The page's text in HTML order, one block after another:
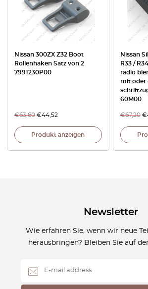
Nissan 300ZX Z32 Boot
Rollenhaken Satz von 2
7991230P00
€63,60 €44,52
Produkt anzeigen
Nissan
R33 /
radio
mit oder
60M00
€67,20 €
Newsletter
Wie erfahren Sie, wenn wir neue
herausbringen? Bleiben Sie auf